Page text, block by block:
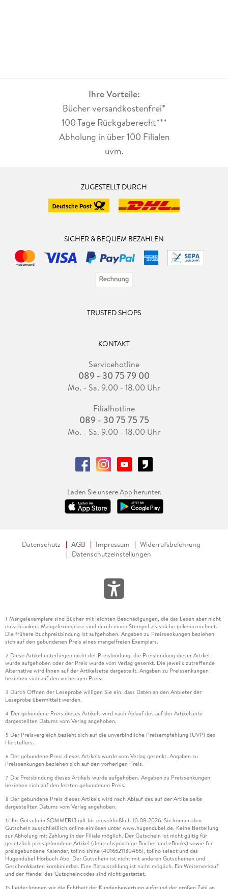
Ihre Vorteile:
Bücher versandkostenfrei*
100 Tage Rückgaberecht***
Abholung in über 100 Filialen
uvm.
ZUGESTELLT DURCH
SICHER & BEQUEM BEZAHLEN
TRUSTED SHOPS
KONTAKT
Servicehotline
089 - 30 75 79 00
Mo. - Sa. 9.00 - 18.00 Uhr
Filialhotline
089 - 30 75 75 75
Mo. - Sa. 9.00 - 18.00 Uhr
Laden Sie unsere App herunter.
Datenschutz AGB Impressum
Widerrufsbelehrung
Datenschutzeinstellungen
1 Mängelexemplare sind Bücher mit leichten Beschädigungen, die das Lesen aber nicht
einschränken. Mängelexemplare sind durch einen Stempel als solche gekennzeichnet.
Die frühere Buchpreisbindung ist aufgehoben. Angaben zu Preissenkungen beziehen
sich auf den gebundenen Preis eines mangelfreien Exemplars.
2 Diese Artikel unterliegen nicht der Preisbindung, die Preisbindung dieser Artikel
wurde aufgehoben oder der Preis wurde vom Verlag gesenkt. Die jeweils zutreffende
Alternative wird Ihnen auf der Artikelseite dargestellt. Angaben zu Preissenkungen
beziehen sich auf den vorherigen Preis.
3 Durch Öffnen der Leseprobe willigen Sie ein, dass Daten an den Anbieter der
Leseprobe übermittelt werden.
4 Der gebundene Preis dieses Artikels wird nach Ablauf des auf der Artikelseite
dargestellten Datums vom Verlag angehoben.
5 Der Preisvergleich bezieht sich auf die unverbindliche Preisempfehlung (UVP) des
Herstellers.
6 Der gebundene Preis dieses Artikels wurde vom Verlag gesenkt. Angaben zu
Preissenkungen beziehen sich auf den vorherigen Preis.
7 Die Preisbindung dieses Artikels wurde aufgehoben. Angaben zu Preissenkungen
beziehen sich auf den letzten gebundenen Preis.
8 Der gebundene Preis dieses Artikels wird nach Ablauf des auf der Artikelseite
dargestellten Datums vom Verlag angehoben.
12 Ihr Gutschein SOMMER13 gilt bis einschließlich 10.08.2026. Sie können den
Gutschein ausschließlich online einlösen unter www.hugendubel.de. Keine Bestellung
zur Abholung mit Zahlung in der Filiale möglich. Der Gutschein ist nicht gültig für
gesetzlich preisgebundene Artikel (deutschsprachige Bücher und eBooks) sowie für
preisgebundene Kalender, tolino shine (4016621130466), tolino select und das
Hugendubel Hörbuch Abo. Der Gutschein ist nicht mit anderen Gutscheinen und
Geschenkkarten kombinierbar. Eine Barauszahlung ist nicht möglich. Ein Weiterverkauf
und der Handel des Gutscheincodes sind nicht gestattet.